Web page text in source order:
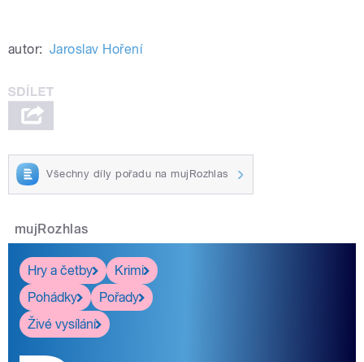
autor: Jaroslav Hoření
Všechny díly pořadu na mujRozhlas
mujRozhlas
Hry a četby
Krimi
Pohádky
Pořady
Živé vysílání